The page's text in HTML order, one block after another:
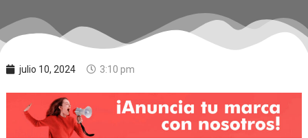
julio 10, 2024 3:10 pm